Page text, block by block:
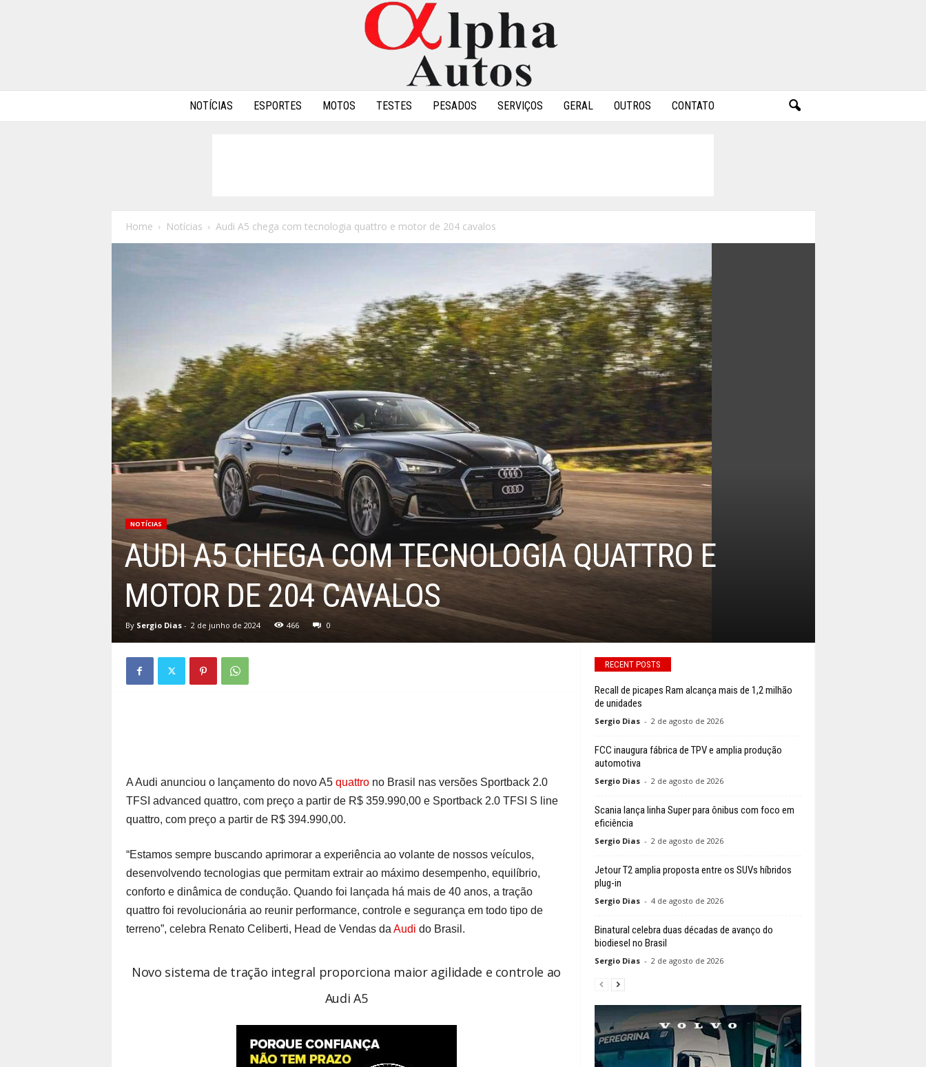
NOTÍCIAS ESPORTES MOTOS TESTES PESADOS SERVIÇOS GERAL OUTROS CONTATO
Home Notícias Audi A5 chega com tecnologia quattro e motor de 204 cavalos
NOTÍCIAS
AUDI A5 CHEGA COM TECNOLOGIA QUATTRO E
MOTOR DE 204 CAVALOS
By Sergio Dias- 2 de junho de 2024 466 0
A Audi anunciou o lançamento do novo A5 quattrono Brasil nas versões Sportback 2.0
TFSI advanced quattro, com preço a partir de R$ 359.990,00 e Sportback 2.0 TFSI S line
quattro, com preço a partir de R$ 394.990,00.
“Estamos sempre buscando aprimorar a experiência ao volante de nossos veículos,
desenvolvendo tecnologias que permitam extrair ao máximo desempenho, equilíbrio,
conforto e dinâmica de condução. Quando foi lançada há mais de 40 anos, a tração
quattro foi revolucionária ao reunir performance, controle e segurança em todo tipo de
terreno”, celebra Renato Celiberti, Head de Vendas da Audi do Brasil.
Novo sistema de tração integral proporciona maior agilidade e controle ao
Audi A5
RECENT POSTS
Recall de picapes Ram alcança mais de 1,2 milhão
de unidades
Sergio Dias - 2 de agosto de 2026
FCC inaugura fábrica de TPV e amplia produção
automotiva
Sergio Dias - 2 de agosto de 2026
Scania lança linha Super para ônibus com foco em
eficiência
Sergio Dias - 2 de agosto de 2026
Jetour T2 amplia proposta entre os SUVs híbridos
plug-in
Sergio Dias - 4 de agosto de 2026
Binatural celebra duas décadas de avanço do
biodiesel no Brasil
Sergio Dias - 2 de agosto de 2026